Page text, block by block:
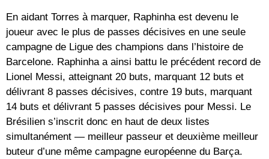
En aidant Torres à marquer, Raphinha est devenu le
joueur avec le plus de passes décisives en une seule
campagne de Ligue des champions dans l’histoire de
Barcelone. Raphinha a ainsi battu le précédent record de
Lionel Messi, atteignant 20 buts, marquant 12 buts et
délivrant 8 passes décisives, contre 19 buts, marquant
14 buts et délivrant 5 passes décisives pour Messi. Le
Brésilien s’inscrit donc en haut de deux listes
simultanément — meilleur passeur et deuxième meilleur
buteur d’une même campagne européenne du Barça.